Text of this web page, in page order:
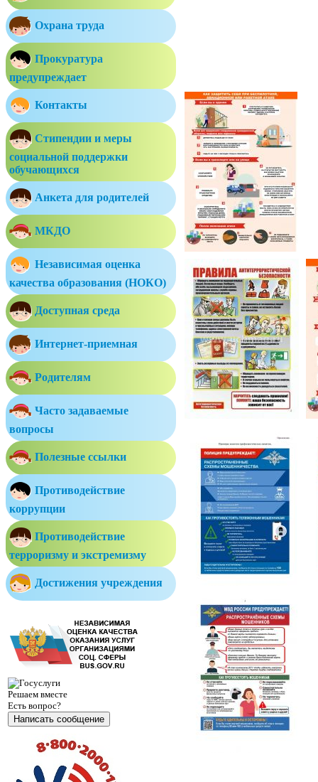
Охрана труда
Прокуратура
предупреждает
Контакты
Стипендии и меры
социальной поддержки
обучающихся
Анкета для родителей
МКДО
Независимая оценка
качества образования (НОКО)
Доступная среда
Интернет-приемная
Родителям
Часто задаваемые
вопросы
Полезные ссылки
Противодействие
коррупции
Противодействие
терроризму и экстремизму
Достижения учреждения
Решаем вместе
Есть вопрос?
Написать сообщение